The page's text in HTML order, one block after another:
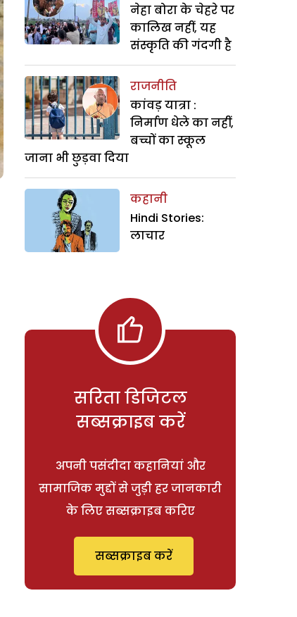
नेहा बोरा के चेहरे पर
कालिख नहीं, यह
संस्कृति की गंदगी है
राजनीति
कांवड़ यात्रा :
निर्माण धेले का नहीं,
बच्चों का स्कूल
जाना भी छुड़वा दिया
कहानी
Hindi Stories:
लाचार
सरिता डिजिटल
सब्सक्राइब करें
अपनी पसंदीदा कहानियां और
सामाजिक मुद्दों से जुड़ी हर जानकारी
के लिए सब्सक्राइब करिए
सब्सक्राइब करें